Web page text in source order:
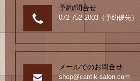
予約/問合せ
072-752-2003（予約優先）
メールでのお問合せ
shop@cantik-salon.com